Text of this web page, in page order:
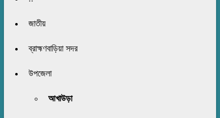
জাতীয়
ব্রাহ্মণবাড়িয়া সদর
উপজেলা
আখাউড়া